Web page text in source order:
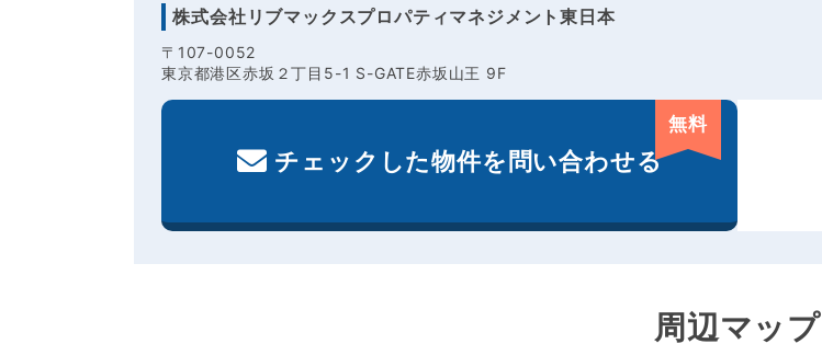
株式会社リブマックスプロパティマネジメント東日本
〒107-0052
東京都港区赤坂２丁目5-1 S-GATE赤坂山王 9F
チェックした物件を 問い合わせる
無料
周辺マップ